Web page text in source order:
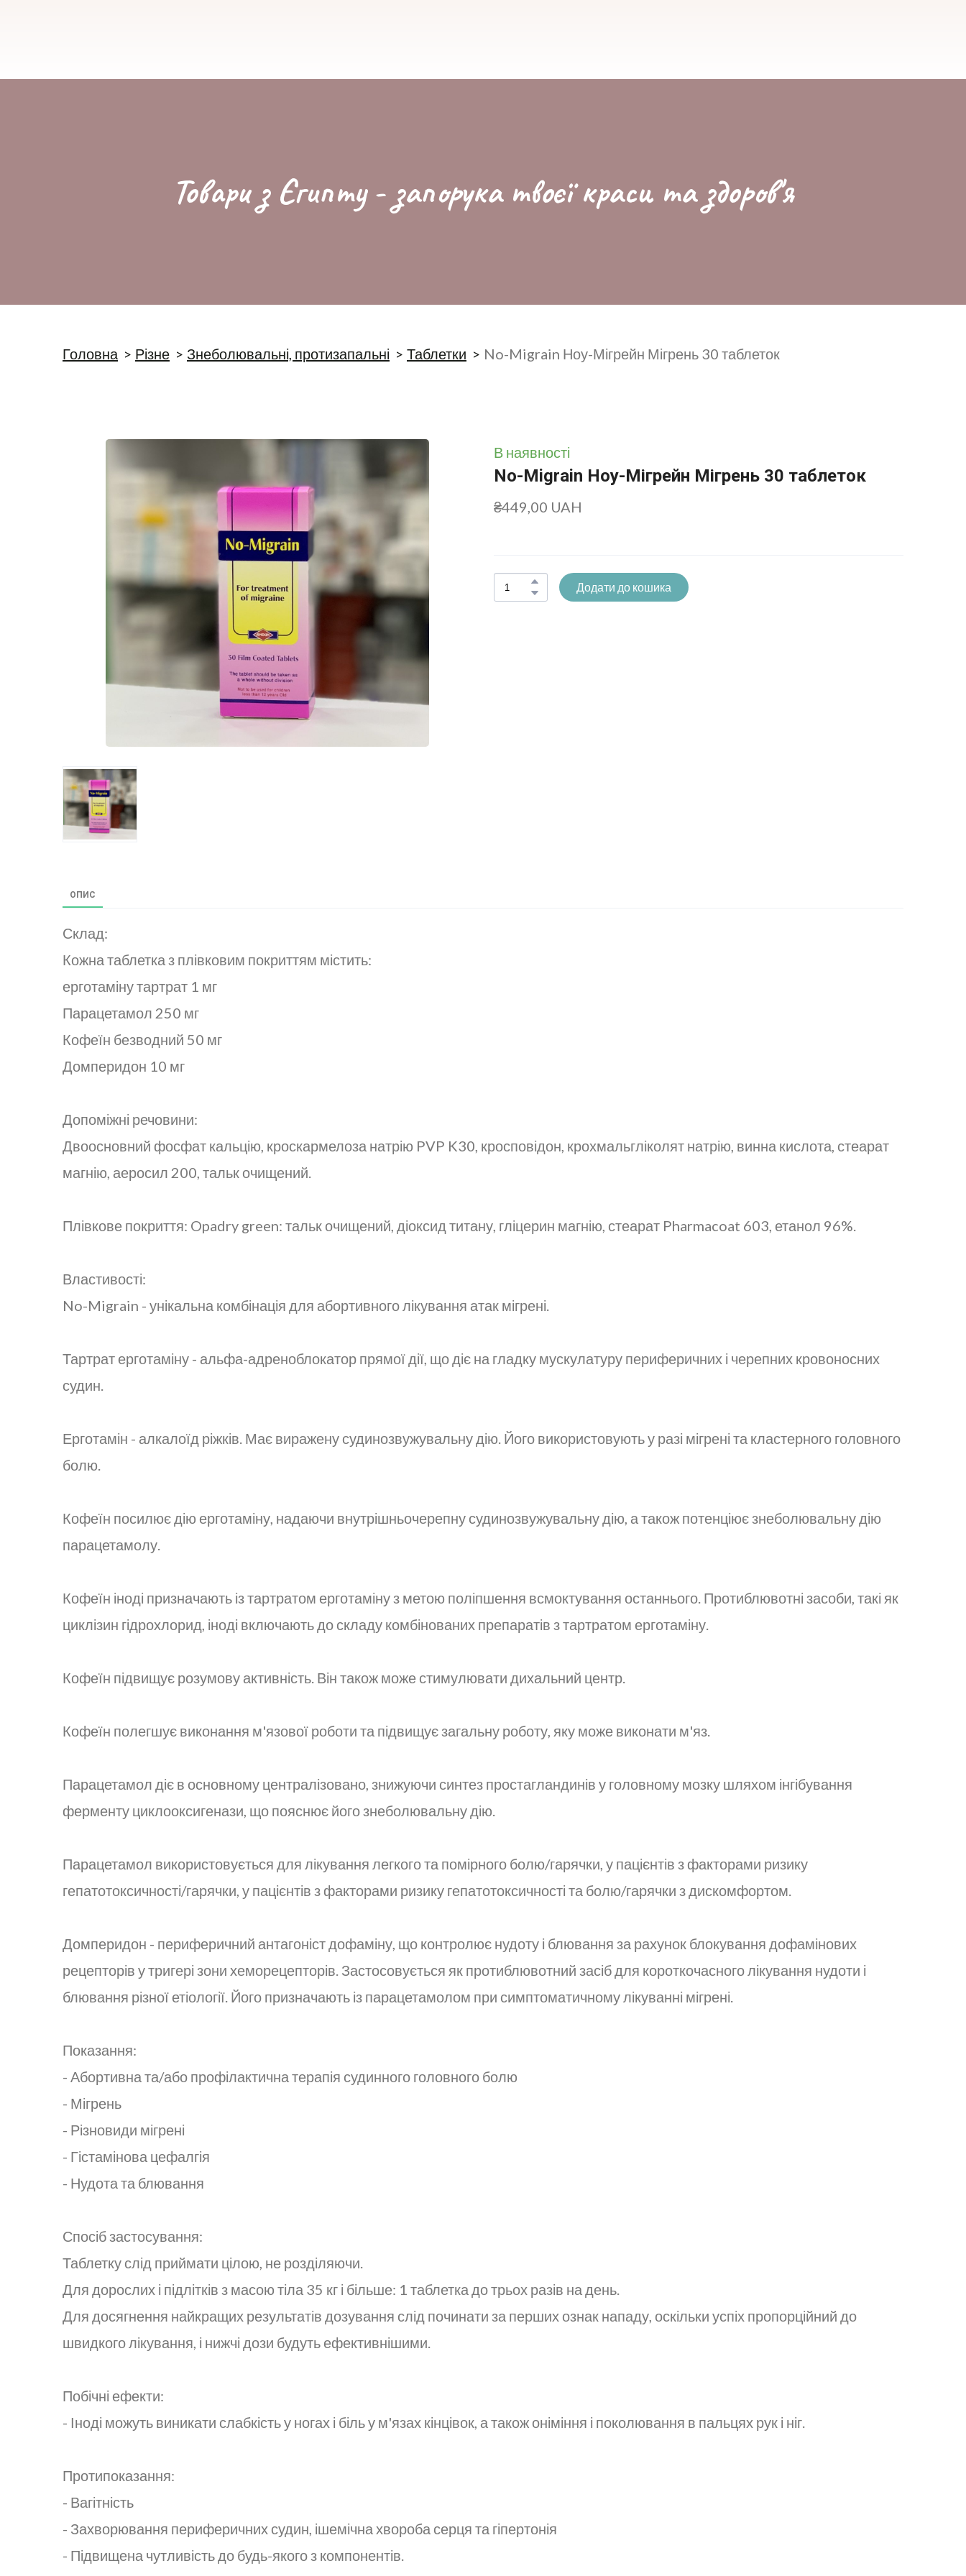
Товари з Єгипту - запорука твоєї краси та здоров'я
Головна Різне Знеболювальні, протизапальні Таблетки No-Migrain Ноу-Мігрейн Мігрень 30 таблеток
В наявності
No-Migrain Ноу-Мігрейн Мігрень 30 таблеток
₴449,00 UAH
Додати до кошика
ОПИС
Склад:
Кожна таблетка з плівковим покриттям містить:
ерготаміну тартрат 1 мг
Парацетамол 250 мг
Кофеїн безводний 50 мг
Домперидон 10 мг
Допоміжні речовини:
Двоосновний фосфат кальцію, кроскармелоза натрію PVP K30, кросповідон, крохмальгліколят натрію, винна кислота, стеарат
магнію, аеросил 200, тальк очищений.
Плівкове покриття: Opadry green: тальк очищений, діоксид титану, гліцерин магнію, стеарат Pharmacoat 603, етанол 96%.
Властивості:
No-Migrain - унікальна комбінація для абортивного лікування атак мігрені.
Тартрат ерготаміну - альфа-адреноблокатор прямої дії, що діє на гладку мускулатуру периферичних і черепних кровоносних
судин.
Ерготамін - алкалоїд ріжків. Має виражену судинозвужувальну дію. Його використовують у разі мігрені та кластерного головного
болю.
Кофеїн посилює дію ерготаміну, надаючи внутрішньочерепну судинозвужувальну дію, а також потенціює знеболювальну дію
парацетамолу.
Кофеїн іноді призначають із тартратом ерготаміну з метою поліпшення всмоктування останнього. Протиблювотні засоби, такі як
циклізин гідрохлорид, іноді включають до складу комбінованих препаратів з тартратом ерготаміну.
Кофеїн підвищує розумову активність. Він також може стимулювати дихальний центр.
Кофеїн полегшує виконання м'язової роботи та підвищує загальну роботу, яку може виконати м'яз.
Парацетамол діє в основному централізовано, знижуючи синтез простагландинів у головному мозку шляхом інгібування
ферменту циклооксигенази, що пояснює його знеболювальну дію.
Парацетамол використовується для лікування легкого та помірного болю/гарячки, у пацієнтів з факторами ризику
гепатотоксичності/гарячки, у пацієнтів з факторами ризику гепатотоксичності та болю/гарячки з дискомфортом.
Домперидон - периферичний антагоніст дофаміну, що контролює нудоту і блювання за рахунок блокування дофамінових
рецепторів у тригері зони хеморецепторів. Застосовується як протиблювотний засіб для короткочасного лікування нудоти і
блювання різної етіології. Його призначають із парацетамолом при симптоматичному лікуванні мігрені.
Показання:
- Абортивна та/або профілактична терапія судинного головного болю
- Мігрень
- Різновиди мігрені
- Гістамінова цефалгія
- Нудота та блювання
Спосіб застосування:
Таблетку слід приймати цілою, не розділяючи.
Для дорослих і підлітків з масою тіла 35 кг і більше: 1 таблетка до трьох разів на день.
Для досягнення найкращих результатів дозування слід починати за перших ознак нападу, оскільки успіх пропорційний до
швидкого лікування, і нижчі дози будуть ефективнішими.
Побічні ефекти:
- Іноді можуть виникати слабкість у ногах і біль у м'язах кінцівок, а також оніміння і поколювання в пальцях рук і ніг.
Протипоказання:
- Вагітність
- Захворювання периферичних судин, ішемічна хвороба серця та гіпертонія
- Підвищена чутливість до будь-якого з компонентів.